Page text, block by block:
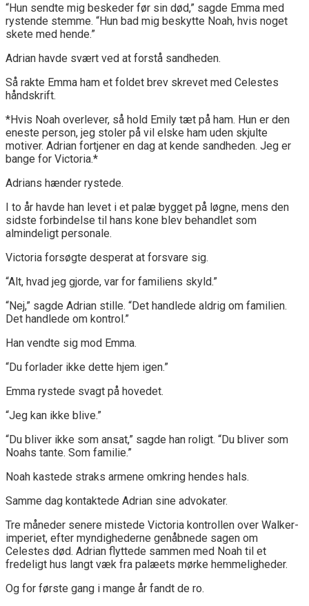
“Hun sendte mig beskeder før sin død,” sagde Emma med
rystende stemme. “Hun bad mig beskytte Noah, hvis noget
skete med hende.”
Adrian havde svært ved at forstå sandheden.
Så rakte Emma ham et foldet brev skrevet med Celestes
håndskrift.
*Hvis Noah overlever, så hold Emily tæt på ham. Hun er den
eneste person, jeg stoler på vil elske ham uden skjulte
motiver. Adrian fortjener en dag at kende sandheden. Jeg er
bange for Victoria.*
Adrians hænder rystede.
I to år havde han levet i et palæ bygget på løgne, mens den
sidste forbindelse til hans kone blev behandlet som
almindeligt personale.
Victoria forsøgte desperat at forsvare sig.
“Alt, hvad jeg gjorde, var for familiens skyld.”
“Nej,” sagde Adrian stille. “Det handlede aldrig om familien.
Det handlede om kontrol.”
Han vendte sig mod Emma.
“Du forlader ikke dette hjem igen.”
Emma rystede svagt på hovedet.
“Jeg kan ikke blive.”
“Du bliver ikke som ansat,” sagde han roligt. “Du bliver som
Noahs tante. Som familie.”
Noah kastede straks armene omkring hendes hals.
Samme dag kontaktede Adrian sine advokater.
Tre måneder senere mistede Victoria kontrollen over Walker-
imperiet, efter myndighederne genåbnede sagen om
Celestes død. Adrian flyttede sammen med Noah til et
fredeligt hus langt væk fra palæets mørke hemmeligheder.
Og for første gang i mange år fandt de ro.